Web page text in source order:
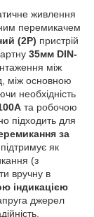
живлення
перемикачем
(2P) пристрій
35мм DIN-
між
між основною
необхідність
та робочою
підходить для
за
як
(з
вручну в
індикацією
джерел